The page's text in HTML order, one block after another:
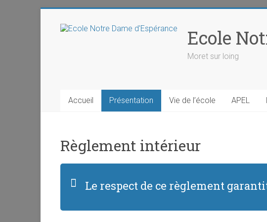
content
Ecole
Moret sur loing
Accueil Présentation Vie de l’école APEL
Règlement intérieur
Le respect de ce règlement